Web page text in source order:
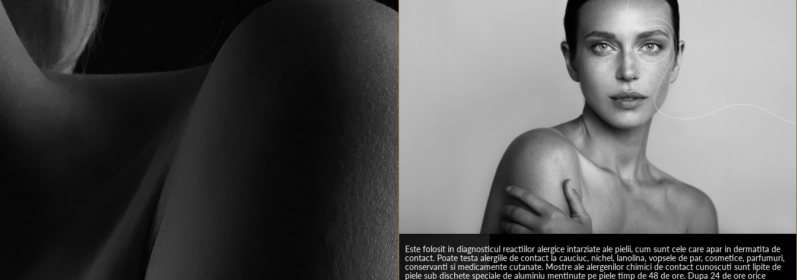
Este folosit in diagnosticul reactiilor alergice intarziate ale pielii, cum sunt cele care apar in dermatita de
contact. Poate testa alergiile de contact la cauciuc, nichel, lanolina, vopsele de par, cosmetice, parfumuri,
conservanti si medicamente cutanate. Mostre ale alergenilor chimici de contact cunoscuti sunt lipite de
piele sub dischete speciale de aluminiu mentinute pe piele timp de 48 de ore. Dupa 24 de ore orice